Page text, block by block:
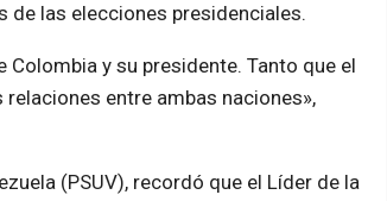
de las elecciones presidenciales.
Colombia y su presidente. Tanto que el
entre ambas naciones»,
(PSUV), recordó que el Líder de la